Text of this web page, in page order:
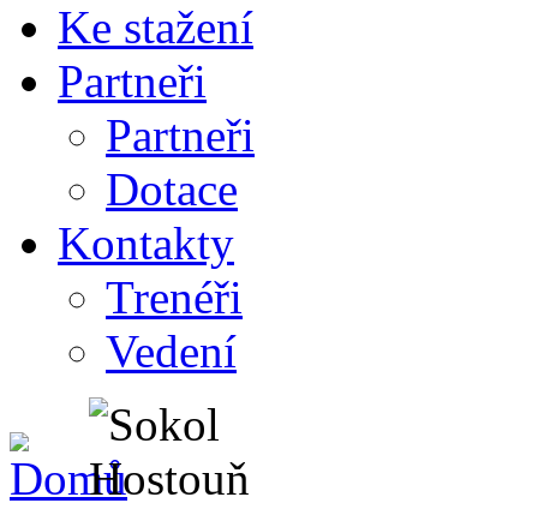
Ke stažení
Partneři
Partneři
Dotace
Kontakty
Trenéři
Vedení